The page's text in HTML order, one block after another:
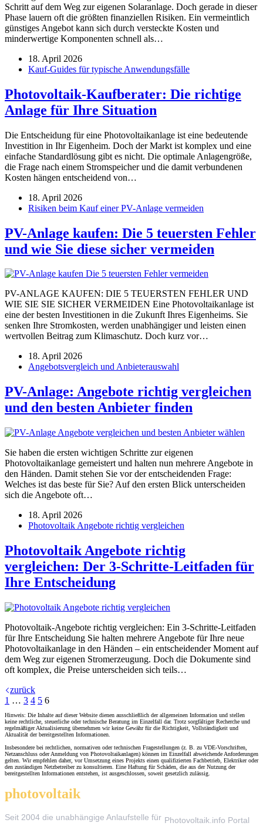
Schritt auf dem Weg zur eigenen Solaranlage. Doch gerade in dieser
Phase lauern oft die größten finanziellen Risiken. Ein vermeintlich
günstiges Angebot kann sich durch versteckte Kosten und
minderwertige Komponenten schnell als…
18. April 2026
Kauf-Guides für typische Anwendungsfälle
Photovoltaik-Kaufberater: Die richtige
Anlage für Ihre Situation
Die Entscheidung für eine Photovoltaikanlage ist eine bedeutende
Investition in Ihr Eigenheim. Doch der Markt ist komplex und eine
einfache Standardlösung gibt es nicht. Die optimale Anlagengröße,
die Frage nach einem Stromspeicher und die damit verbundenen
Kosten hängen entscheidend von…
18. April 2026
Risiken beim Kauf einer PV-Anlage vermeiden
PV-Anlage kaufen: Die 5 teuersten Fehler
und wie Sie diese sicher vermeiden
PV-ANLAGE KAUFEN: DIE 5 TEUERSTEN FEHLER UND
WIE SIE SIE SICHER VERMEIDEN Eine Photovoltaikanlage ist
eine der besten Investitionen in die Zukunft Ihres Eigenheims. Sie
senken Ihre Stromkosten, werden unabhängiger und leisten einen
wertvollen Beitrag zum Klimaschutz. Doch kurz vor…
18. April 2026
Angebotsvergleich und Anbieterauswahl
PV-Anlage: Angebote richtig vergleichen
und den besten Anbieter finden
Sie haben die ersten wichtigen Schritte zur eigenen
Photovoltaikanlage gemeistert und halten nun mehrere Angebote in
den Händen. Damit stehen Sie vor der entscheidenden Frage:
Welches ist das beste für Sie? Auf den ersten Blick unterscheiden
sich die Angebote oft…
18. April 2026
Photovoltaik Angebote richtig vergleichen
Photovoltaik Angebote richtig
vergleichen: Der 3-Schritte-Leitfaden für
Ihre Entscheidung
Photovoltaik-Angebote richtig vergleichen: Ein 3-Schritte-Leitfaden
für Ihre Entscheidung Sie halten mehrere Angebote für Ihre neue
Photovoltaikanlage in den Händen – ein entscheidender Moment auf
dem Weg zur eigenen Stromerzeugung. Doch die Dokumente sind
oft komplex, die Preise unterscheiden sich teils…
zurück
1 … 3 4 5 6
Hinweis: Die Inhalte auf dieser Website dienen ausschließlich der allgemeinen Information und stellen
keine rechtliche, steuerliche oder technische Beratung im Einzelfall dar. Trotz sorgfältiger Recherche und
regelmäßiger Aktualisierung übernehmen wir keine Gewähr für die Richtigkeit, Vollständigkeit und
Aktualität der bereitgestellten Informationen.
Insbesondere bei rechtlichen, normativen oder technischen Fragestellungen (z. B. zu VDE-Vorschriften,
Netzanschluss oder Anmeldung von Photovoltaikanlagen) können im Einzelfall abweichende Anforderungen
gelten. Wir empfehlen daher, vor Umsetzung eines Projekts einen qualifizierten Fachbetrieb, Elektriker oder
den zuständigen Netzbetreiber zu konsultieren. Eine Haftung für Schäden, die aus der Nutzung der
bereitgestellten Informationen entstehen, ist ausgeschlossen, soweit gesetzlich zulässig.
photovoltaik
Seit 2004 die unabhängige Anlaufstelle für Photovoltaik.info Portal